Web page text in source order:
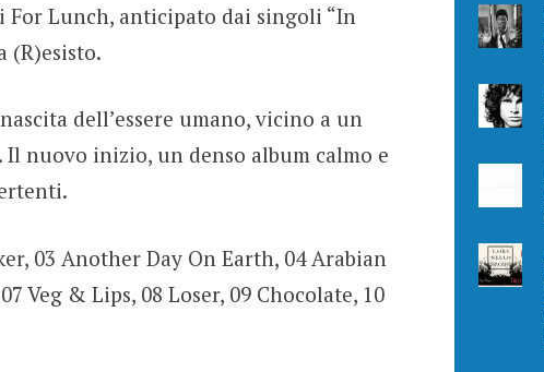
For Lunch, anticipato dai singoli “In
(R)esisto.
dell’essere umano, vicino a un
nuovo inizio, un denso album calmo e
03 Another Day On Earth, 04 Arabian
Veg & Lips, 08 Loser, 09 Chocolate, 10